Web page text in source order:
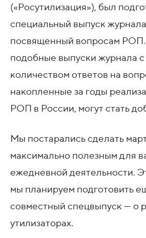
(«Росутилизация»), был
специальный выпуск
посвященный вопросам
подобные выпуски журнала
количеством ответов на
накопленные за годы
РОП в России, могут стать
Мы постарались сделать
максимально полезным для
ежедневной деятельности.
мы планируем подготовить
совместный спецвыпуск — о
утилизаторах.